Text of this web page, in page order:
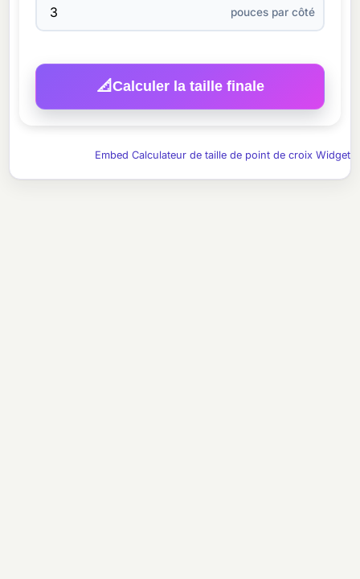
pouces par côté
📐Calculer la taille finale
Embed Calculateur de taille de point de croix Widget